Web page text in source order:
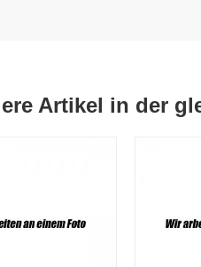
Artikel in der